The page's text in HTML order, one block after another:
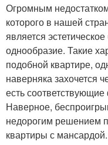
Огромным
которого в нашей
является
однообразие. Такие
подобной квартире,
наверняка захочется
есть
Наверное,
недорогим решением
квартиры с мансардой.